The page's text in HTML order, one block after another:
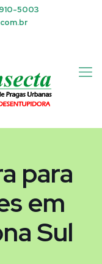
5003
para
em
Sul